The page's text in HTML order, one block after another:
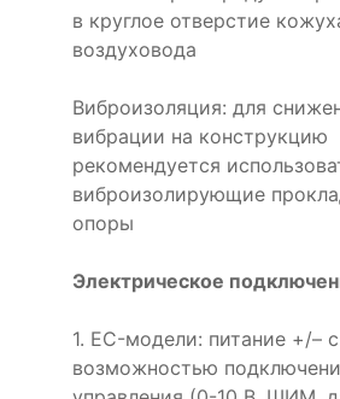
в круглое отверстие
воздуховода
Виброизоляция: для
вибрации на конструкцию
рекомендуется
виброизолирующие
опоры
Электрическое
1. EC-модели: питание +/– с
возможностью